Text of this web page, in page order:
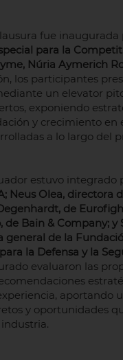
fue inaugurada
para la
Núria Aymerich
los participantes
un elevator
exponiendo
y crecimiento en
a lo largo del
estuvo integrado
Neus Olea, directora
de
de Bain & Company; y
general de la
la Defensa y la
evaluaron las
aportando
y oportunidades